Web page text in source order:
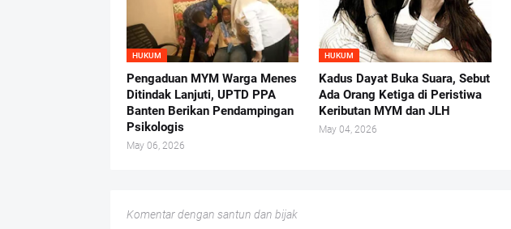
HUKUM
Pengaduan MYM Warga Menes
Ditindak Lanjuti, UPTD PPA
Banten Berikan Pendampingan
Psikologis
May 06, 2026
HUKUM
Kadus Dayat Buka Suara, Sebut
Ada Orang Ketiga di Peristiwa
Keributan MYM dan JLH
May 04, 2026
Komentar dengan santun dan bijak